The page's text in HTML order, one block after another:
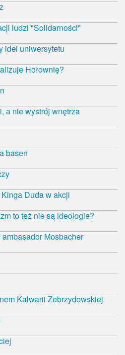
ludzi "Solidarności"
idei uniwersytetu
Hołownię?
a nie wystrój wnętrza
basen
Duda w akcji
to też nie są ideologie?
Mosbacher
Kalwarii Zebrzydowskiej